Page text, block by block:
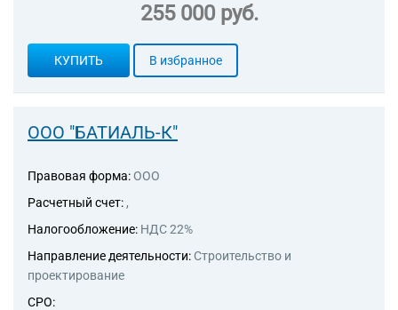
255 000 руб.
КУПИТЬ В избранное
ООО "БАТИАЛЬ-К"
Правовая форма: ООО
Расчетный счет: ,
Налогообложение: НДС 22%
Направление деятельности: Строительство и
проектирование
СРО: